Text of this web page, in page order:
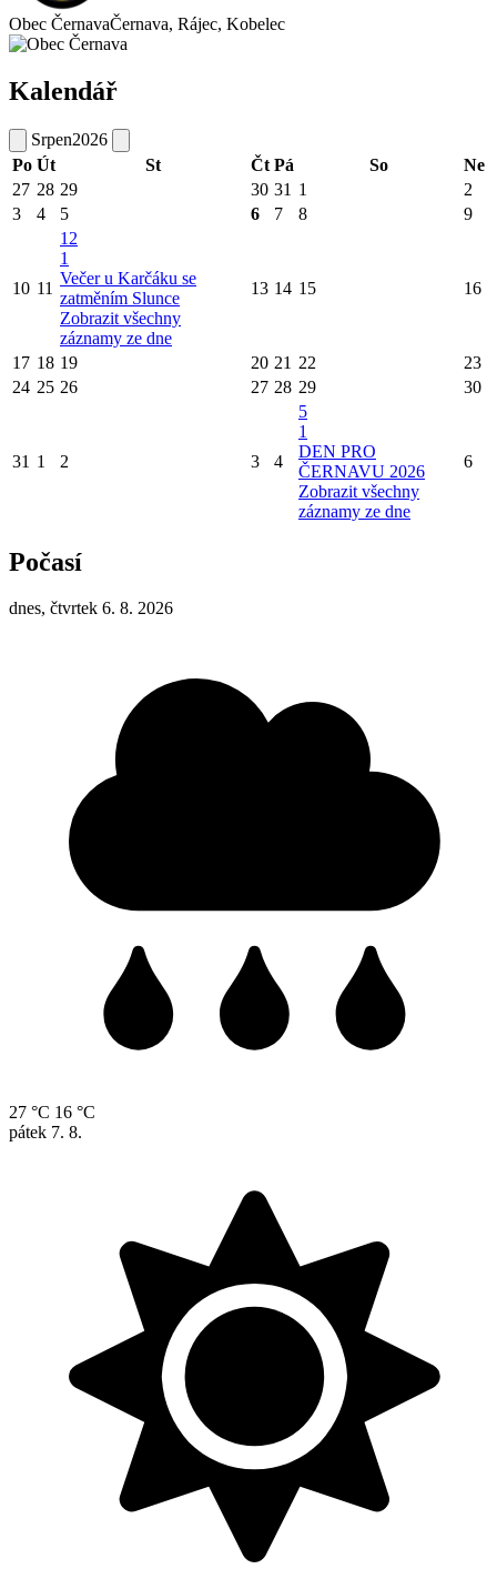
Obec ČernavaČernava, Rájec, Kobelec
Kalendář
Srpen2026
Po Út St Čt Pá So
Ne
27 28 29 30 31 1
2
3
4 5 6 7 8 9
10 11
12
1
Večer u Karčáku se
zatměním Slunce
Zobrazit všechny
záznamy ze dne
13 14 15 16
17 18 19 20 21 22
23
24 25 26 27 28 29 30
31 1 2 3 4
5
1
DEN PRO
ČERNAVU 2026
Zobrazit všechny
záznamy ze dne
6
Počasí
dnes, čtvrtek 6. 8. 2026
27 °C 16 °C
pátek 7. 8.